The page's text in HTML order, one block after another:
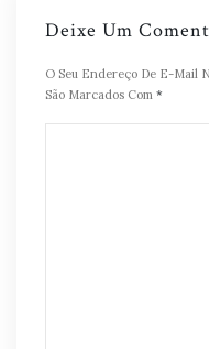
Deixe Um
O Seu Endereço De E-Mail
São Marcados Com *